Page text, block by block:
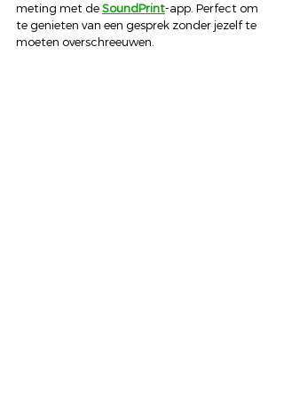
meting met de SoundPrint-app. Perfect om
te genieten van een gesprek zonder jezelf te
moeten overschreeuwen.